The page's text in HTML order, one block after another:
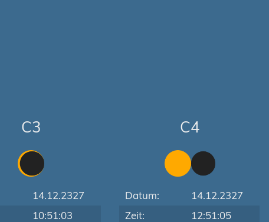
C3
14.12.2327
10:51:03
C4
Datum:
14.12.2327
Zeit:
12:51:05